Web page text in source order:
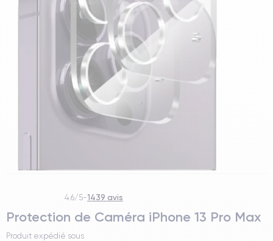
4.6/5-1439 avis
Protection de Caméra iPhone 13 Pro Max
Produit expédié sous